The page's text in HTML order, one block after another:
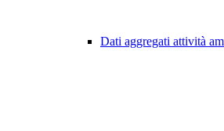
Dati aggregati attività